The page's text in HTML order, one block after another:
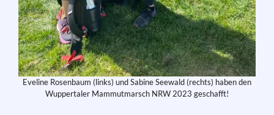
Eveline Rosenbaum (links) und Sabine Seewald (rechts) haben den
Wuppertaler Mammutmarsch NRW 2023 geschafft!